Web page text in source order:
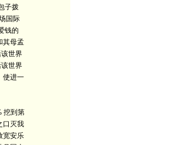
子拨
国际
钱的
其母孟
该世界
该世界
使进一
挖到第
口灭我
宽安乐